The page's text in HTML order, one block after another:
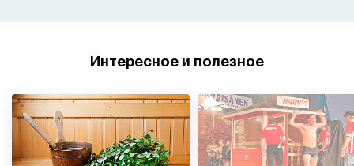
Интересное и полезное